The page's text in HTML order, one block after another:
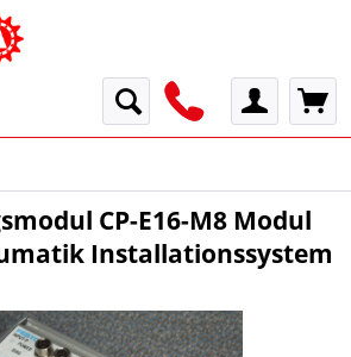
CP-E16-M8 Modul
Installationssystem